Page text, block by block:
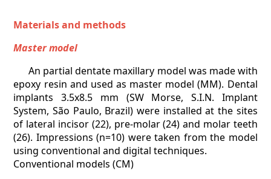
Materials and methods
Master model
An partial dentate maxillary model was made with
epoxy resin and used as master model (MM). Dental
implants 3.5x8.5 mm (SW Morse, S.I.N. Implant
System, São Paulo, Brazil) were installed at the sites
of lateral incisor (22), pre-molar (24) and molar teeth
(26). Impressions (n=10) were taken from the model
using conventional and digital techniques.
Conventional models (CM)